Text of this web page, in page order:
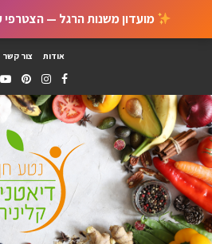
מועדון משנות הרגל — הצטרפי
אודות צור קשר